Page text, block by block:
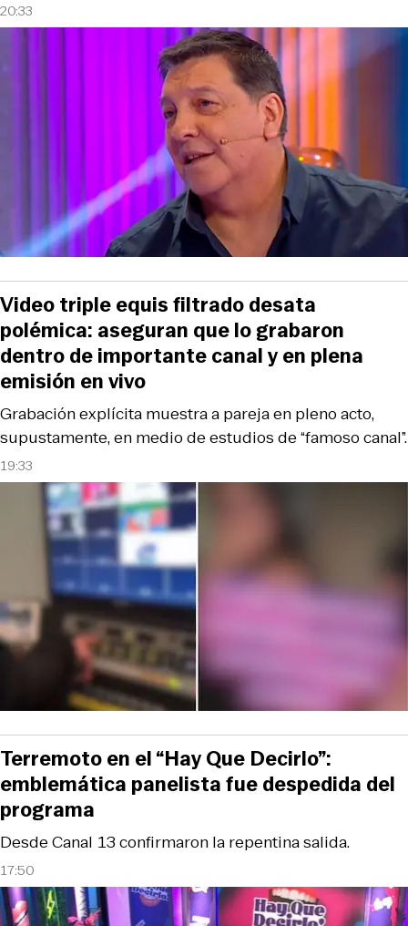
20:33
19:33
Grabación explícita muestra a pareja en pleno acto,
supustamente, en medio de estudios de “famoso canal”.
Video triple equis filtrado desata
polémica: aseguran que lo grabaron
dentro de importante canal y en plena
emisión en vivo
17:50
Desde Canal 13 confirmaron la repentina salida.
Terremoto en el “Hay Que Decirlo”:
emblemática panelista fue despedida del
programa